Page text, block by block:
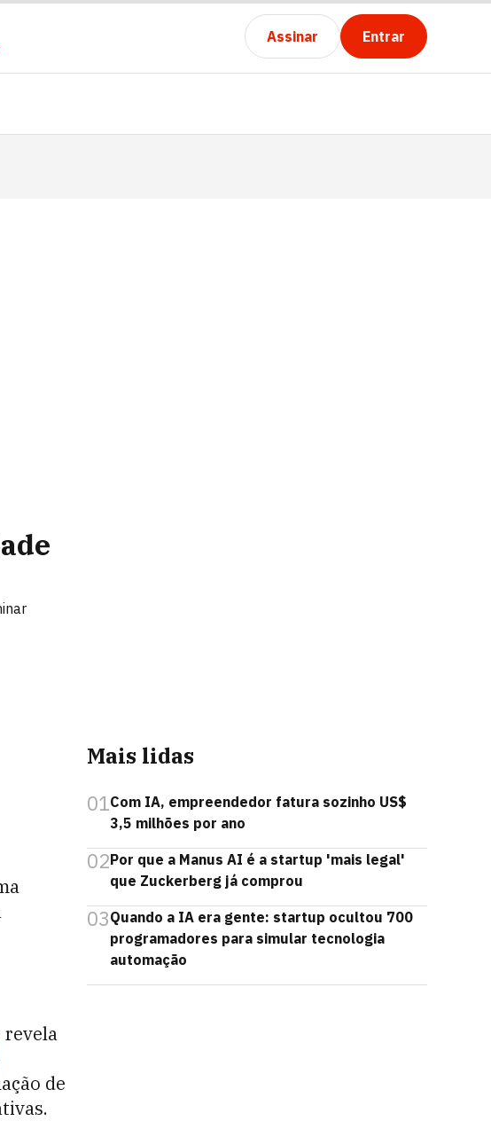
Assinar Entrar
revela
de
Mais lidas
01Com IA, empreendedor fatura sozinho US$
3,5 milhões por ano
02Por que a Manus AI é a startup 'mais legal'
que Zuckerberg já comprou
03Quando a IA era gente: startup ocultou 700
programadores para simular tecnologia
automação